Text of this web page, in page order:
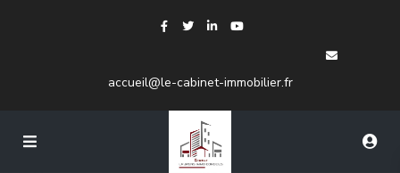
accueil@le-cabinet-immobilier.fr